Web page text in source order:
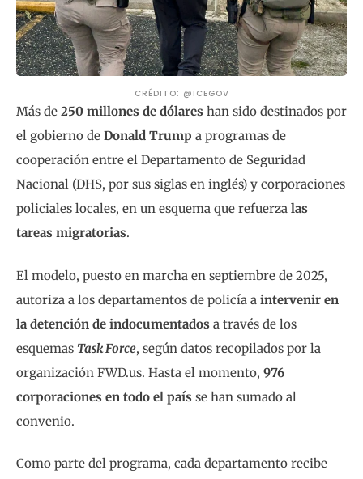
CRÉDITO: @ICEGOV
Más de 250 millones de dólares han sido destinados por
el gobierno de Donald Trump a programas de
cooperación entre el Departamento de Seguridad
Nacional (DHS, por sus siglas en inglés) y corporaciones
policiales locales, en un esquema que refuerza las
tareas migratorias.
El modelo, puesto en marcha en septiembre de 2025,
autoriza a los departamentos de policía a intervenir en
la detención de indocumentados a través de los
esquemas Task Force, según datos recopilados por la
organización FWD.us. Hasta el momento, 976
corporaciones en todo el país se han sumado al
convenio.
Como parte del programa, cada departamento recibe